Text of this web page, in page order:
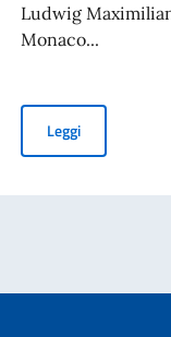
l’espatrio dal 3 agosto
Ludwig
Monaco...
LeggiDeep Tech e